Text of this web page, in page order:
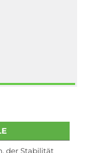
der Stabilität